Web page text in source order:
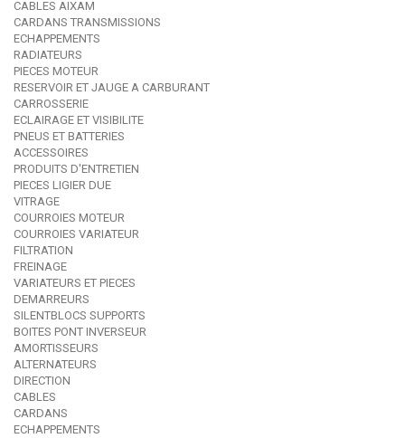
CABLES AIXAM
CARDANS TRANSMISSIONS
ECHAPPEMENTS
RADIATEURS
PIECES MOTEUR
RESERVOIR ET JAUGE A CARBURANT
CARROSSERIE
ECLAIRAGE ET VISIBILITE
PNEUS ET BATTERIES
ACCESSOIRES
PRODUITS D'ENTRETIEN
PIECES LIGIER DUE
VITRAGE
COURROIES MOTEUR
COURROIES VARIATEUR
FILTRATION
FREINAGE
VARIATEURS ET PIECES
DEMARREURS
SILENTBLOCS SUPPORTS
BOITES PONT INVERSEUR
AMORTISSEURS
ALTERNATEURS
DIRECTION
CABLES
CARDANS
ECHAPPEMENTS